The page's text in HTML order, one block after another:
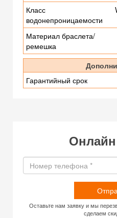
Класс
водонепроницаемости
Материал браслета/
ремешка
Гарантийный срок
Онлайн
Оставьте нам заявку и мы
сделаем